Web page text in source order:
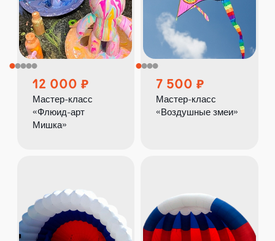
12 000
Мастер-класс
«Флюид-арт
Мишка»
7 500
Мастер-класс
«Воздушные змеи»